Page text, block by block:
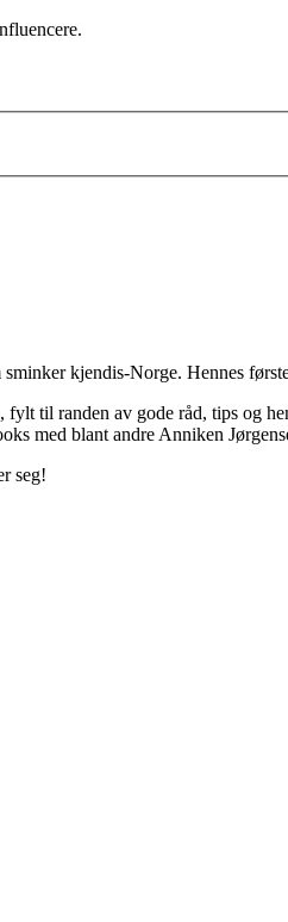
kjendis-Norge. Hennes
fylt til randen av gode råd, tips og
med blant andre Anniken
seg!